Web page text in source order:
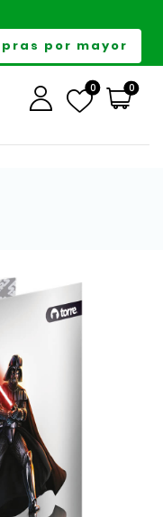
por mayor
0 0